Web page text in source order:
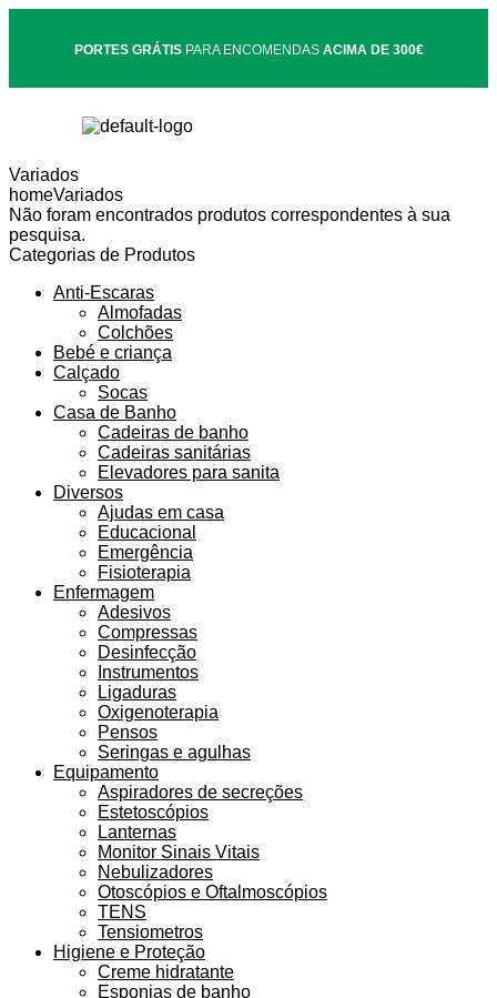
PORTES GRÁTISPARA ENCOMENDAS ACIMA DE 300€
Variados
homeVariados
Não foram encontrados produtos correspondentes à sua
pesquisa.
Categorias de Produtos
Anti-Escaras
Almofadas
Colchões
Bebé e criança
Calçado
Socas
Casa de Banho
Cadeiras de banho
Cadeiras sanitárias
Elevadores para sanita
Diversos
Ajudas em casa
Educacional
Emergência
Fisioterapia
Enfermagem
Adesivos
Compressas
Desinfecção
Instrumentos
Ligaduras
Oxigenoterapia
Pensos
Seringas e agulhas
Equipamento
Aspiradores de secreções
Estetoscópios
Lanternas
Monitor Sinais Vitais
Nebulizadores
Otoscópios e Oftalmoscópios
TENS
Tensiometros
Higiene e Proteção
Creme hidratante
Esponjas de banho